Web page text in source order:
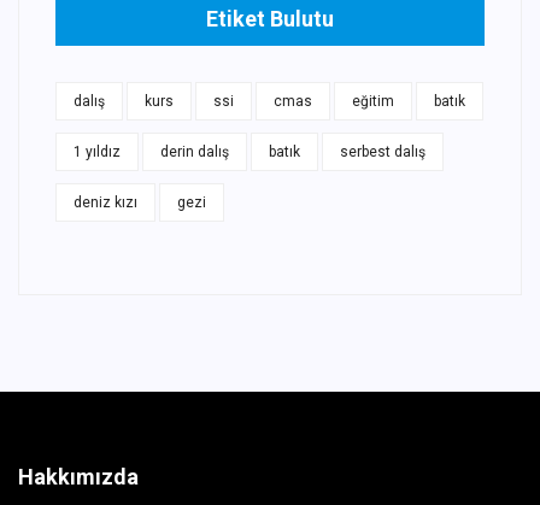
Etiket Bulutu
dalış kurs ssi cmas eğitim batık
1 yıldız derin dalış batık serbest dalış
deniz kızı gezi
Hakkımızda